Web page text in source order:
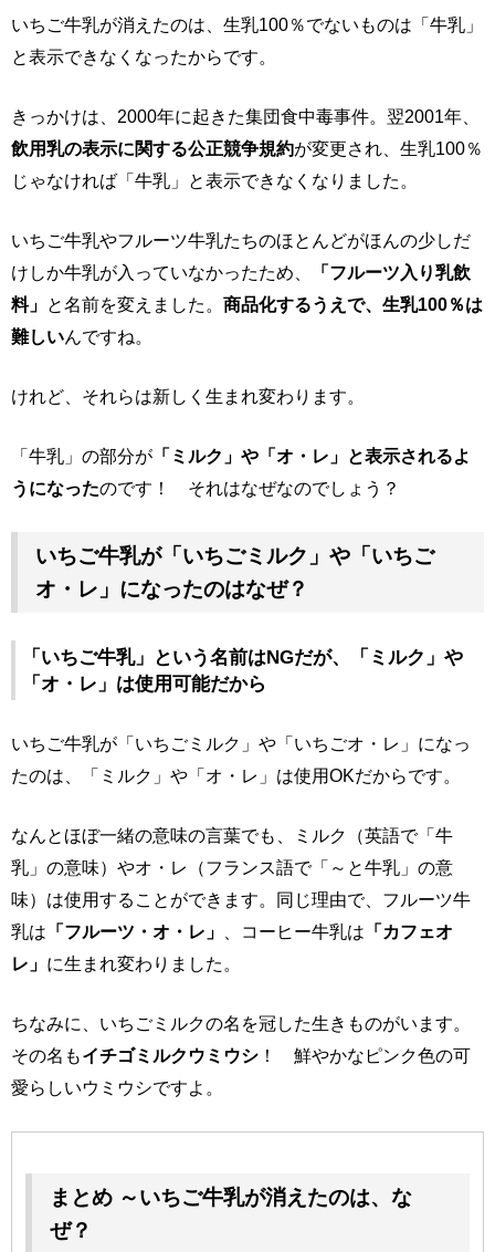
いちご牛乳が消えたのは、生乳100％でないものは「牛乳」
と表示できなくなったからです。
きっかけは、2000年に起きた集団食中毒事件。翌2001年、
飲用乳の表示に関する公正競争規約が変更され、生乳100％
じゃなければ「牛乳」と表示できなくなりました。
いちご牛乳やフルーツ牛乳たちのほとんどがほんの少しだ
けしか牛乳が入っていなかったため、
「フルーツ入り乳飲
料」 と名前を変えました。 商品化するうえで、生乳100％は
難しいんですね。
けれど、それらは新しく生まれ変わります。
「牛乳」の部分が 「ミルク」や「オ・レ」と表示されるよ
うになったのです！ それはなぜなのでしょう？
いちご牛乳が「いちごミルク」や「いちご
オ・レ」になったのはなぜ？
「いちご牛乳」という名前はNGだが、「ミルク」や
「オ・レ」は使用可能だから
いちご牛乳が「いちごミルク」や「いちごオ・レ」になっ
たのは、「ミルク」や「オ・レ」は使用OKだからです。
なんとほぼ一緒の意味の言葉でも、ミルク（英語で「牛
乳」の意味）やオ・レ（フランス語で「～と牛乳」の意
味）は使用することができます。同じ理由で、フルーツ牛
乳は 「フルーツ・オ・レ」 、コーヒー牛乳は 「カフェオ
レ」 に生まれ変わりました。
ちなみに、いちごミルクの名を冠した生きものがいます。
その名もイチゴミルクウミウシ ！ 鮮やかなピンク色の可
愛らしいウミウシですよ。
まとめ ～いちご牛乳が消えたのは、な
ぜ？